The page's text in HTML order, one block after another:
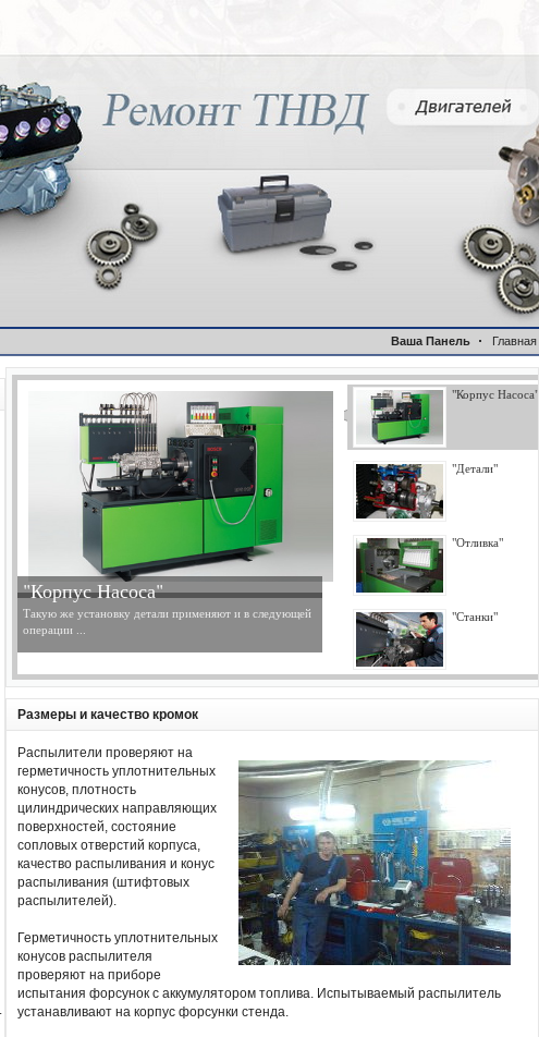
Ваша Панель Главная
"Корпус Насоса"
"Детали"
"Отливка"
"Станки"
"Корпус Насоса"
Такую же установку детали применяют и в следующей
операции ...
Размеры и качество кромок
Распылители проверяют на
герметичность уплотнительных
конусов, плотность
цилиндрических направляющих
поверхностей, состояние
сопловых отверстий корпуса,
качество распыливания и конус
распыливания (штифтовых
распылителей).
Герметичность уплотнительных
конусов распылителя
проверяют на приборе
испытания форсунок с аккумулятором топлива. Испытываемый распылитель
устанавливают на корпус форсунки стенда.